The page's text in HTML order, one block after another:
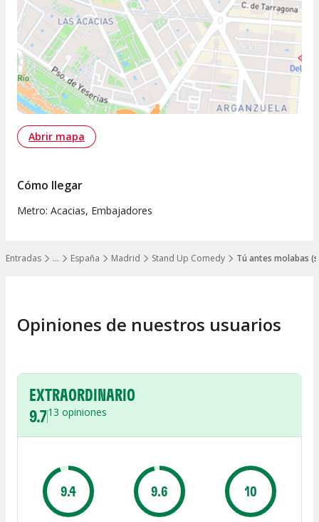
…
Mostrar todos los niveles
Entradas España Madrid Stand Up Comedy Tú antes molabas
Abrir mapa
Cómo llegar
Metro: Acacias, Embajadores
Opiniones de nuestros usuarios
EXTRAORDINARIO
9.713 opiniones
9.4 9.6 10